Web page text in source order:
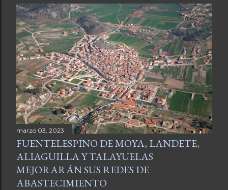
marzo 03, 2023
FUENTELESPINO DE MOYA, LANDETE,
ALIAGUILLA Y TALAYUELAS
MEJORARÁN SUS REDES DE
ABASTECIMIENTO